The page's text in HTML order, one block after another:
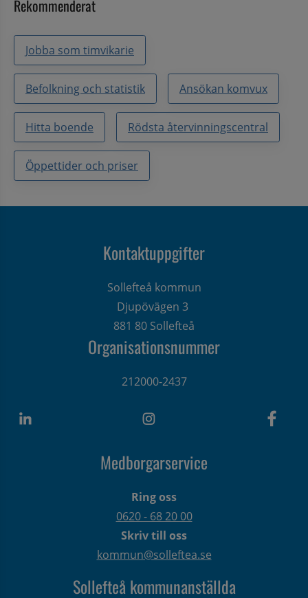
Rekommenderat
Jobba som timvikarie
Befolkning och statistik Ansökan komvux
Hitta boende Rödsta återvinningscentral
Öppettider och priser
Kontaktuppgifter
Sollefteå kommun
Djupövägen 3
881 80 Sollefteå
Organisationsnummer
212000-2437
Medborgarservice
Ring oss
0620 - 68 20 00
Skriv till oss
kommun@solleftea.se
Sollefteå kommunanställda